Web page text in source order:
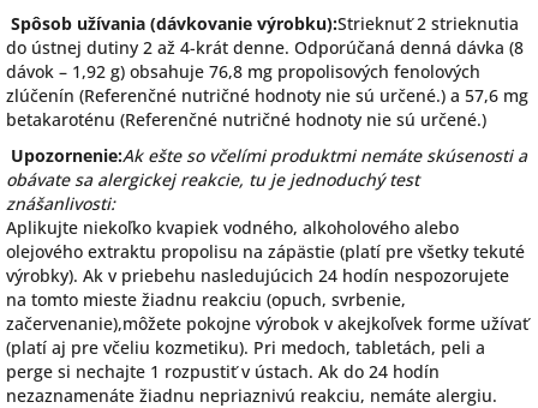
Spôsob užívania (dávkovanie výrobku):Strieknuť 2 strieknutia
do ústnej dutiny 2 až 4-krát denne. Odporúčaná denná dávka (8
dávok – 1,92 g) obsahuje 76,8 mg propolisových fenolových
zlúčenín (Referenčné nutričné hodnoty nie sú určené.) a 57,6 mg
betakaroténu (Referenčné nutričné hodnoty nie sú určené.)
Upozornenie:Ak ešte so včelími produktmi nemáte skúsenosti a
obávate sa alergickej reakcie, tu je jednoduchý test
znášanlivosti:
Aplikujte niekoľko kvapiek vodného, alkoholového alebo
olejového extraktu propolisu na zápästie (platí pre všetky tekuté
výrobky). Ak v priebehu nasledujúcich 24 hodín nespozorujete
na tomto mieste žiadnu reakciu (opuch, svrbenie,
začervenanie),môžete pokojne výrobok v akejkoľvek forme užívať
(platí aj pre včeliu kozmetiku). Pri medoch, tabletách, peli a
perge si nechajte 1 rozpustiť v ústach. Ak do 24 hodín
nezaznamenáte žiadnu nepriaznivú reakciu, nemáte alergiu.